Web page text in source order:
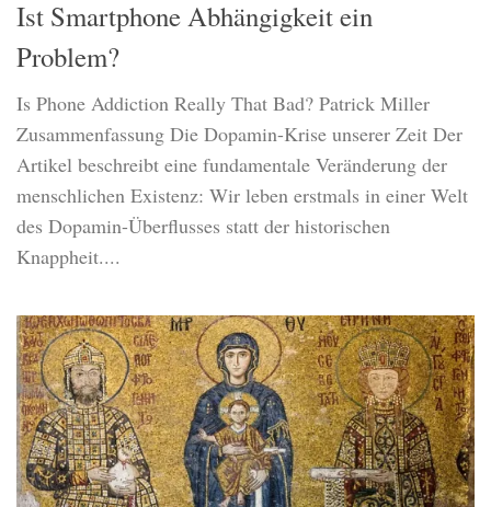
Ist Smartphone Abhängigkeit ein
Problem?
Is Phone Addiction Really That Bad? Patrick Miller
Zusammenfassung Die Dopamin-Krise unserer Zeit Der
Artikel beschreibt eine fundamentale Veränderung der
menschlichen Existenz: Wir leben erstmals in einer Welt
des Dopamin-Überflusses statt der historischen
Knappheit....